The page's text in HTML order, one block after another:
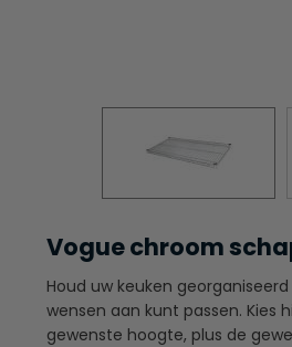
Vogue chroom
Houd uw keuken
wensen aan kunt passen. Kies
gewenste hoogte, plus de